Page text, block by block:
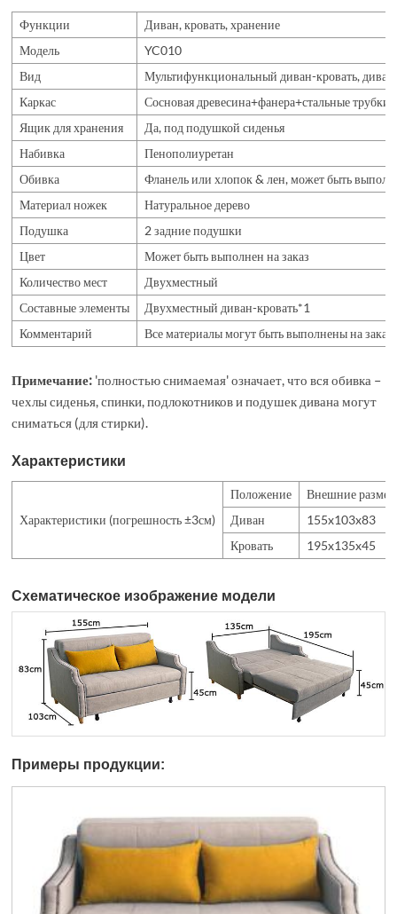
Функции
Диван, кровать, хранение
Модель
YC010
Вид
Мультифункциональный диван-кровать, диван
Каркас
Сосновая древесина+фанера+стальные трубки
Ящик для хранения
Да, под подушкой сиденья
Набивка
Пенополиуретан
Обивка
Фланель или хлопок & лен, может быть
Материал ножек
Натуральное дерево
Подушка
2 задние подушки
Цвет
Может быть выполнен на заказ
Количество мест
Двухместный
Составные элементы
Двухместный диван-кровать*1
Комментарий
Все материалы могут быть выполнены на заказ
Примечание: 'полностью снимаемая' означает, что вся обивка –
чехлы сиденья, спинки, подлокотников и подушек дивана могут
сниматься (для стирки).
Характеристики
Характеристики (погрешность ±3см)
Положение
Внешние
Диван
155x103x83
Кровать
195x135x45
Схематическое изображение модели
Примеры продукции: